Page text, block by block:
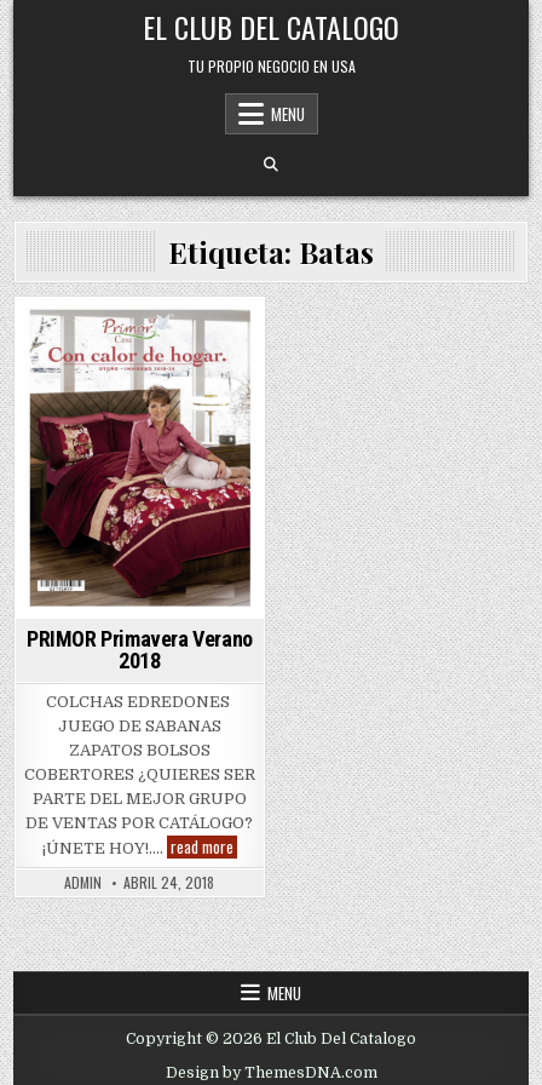
Skip
to
content
EL CLUB DEL CATALOGO
TU PROPIO NEGOCIO EN USA
MENU
Etiqueta: Batas
Posted
in
PRIMOR Primavera Verano
2018
COLCHAS EDREDONES
JUEGO DE SABANAS
ZAPATOS BOLSOS
COBERTORES ¿QUIERES SER
PARTE DEL MEJOR GRUPO
DE VENTAS POR CATÁLOGO?
¡ÚNETE HOY!…. read morePRIMOR
Primavera
Verano
2018
ADMIN ABRIL 24, 2018
MENU
Copyright © 2026 El Club Del Catalogo
Design by ThemesDNA.com